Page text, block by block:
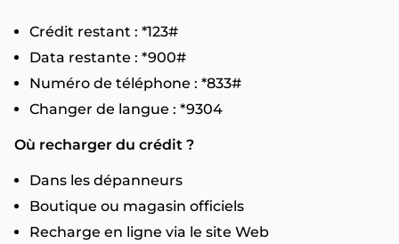
Crédit restant : *123#
Data restante : *900#
Numéro de téléphone : *833#
Changer de langue : *9304
Où recharger du crédit ?
Dans les dépanneurs
Boutique ou magasin officiels
Recharge en ligne via le site Web